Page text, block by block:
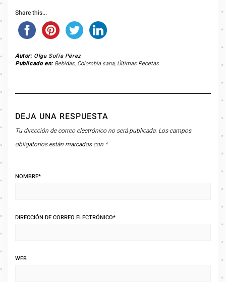
Share this...
Autor: Olga Sofía Pérez
Publicado en: Bebidas, Colombia sana, Últimas Recetas
DEJA UNA RESPUESTA
Tu dirección de correo electrónico no será publicada. Los campos
obligatorios están marcados con *
NOMBRE*
DIRECCIÓN DE CORREO ELECTRÓNICO*
WEB